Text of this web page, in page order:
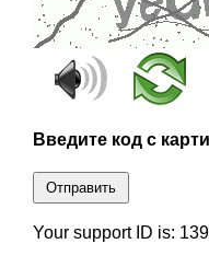
Введите код с
Отправить
Your support ID is: